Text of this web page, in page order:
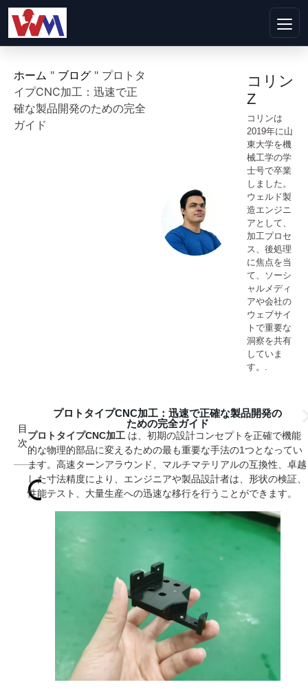
ホーム " ブログ " プロトタ
イプCNC加工：迅速で正
確な製品開発のための完全
ガイド
コリン
Z
コリンは
2019年に山
東大学を機
械工学の学
士号で卒業
しました。
ウェルド製
造エンジニ
アとして、
加工プロセ
ス、後処理
に焦点を当
て、ソーシ
ャルメディ
アや会社の
ウェブサイ
トで重要な
洞察を共有
していま
す。.
目
次
プロトタイプCNC加工：迅速で正確な製品開発の
ための完全ガイド
プロトタイプCNC加工 は、初期の設計コンセプトを正確で機能
的な物理的部品に変えるための最も重要な手法の1つとなってい
ます。高速ターンアラウンド、マルチマテリアルの互換性、卓越
した寸法精度により、エンジニアや製品設計者は、形状の検証、
性能テスト、大量生産への迅速な移行を行うことができます。